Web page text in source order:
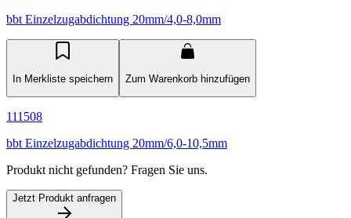
bbt Einzelzugabdichtung 20mm/4,0-8,0mm
In Merkliste speichern Zum Warenkorb hinzufügen
111508
bbt Einzelzugabdichtung 20mm/6,0-10,5mm
Produkt nicht gefunden? Fragen Sie uns.
Jetzt Produkt anfragen